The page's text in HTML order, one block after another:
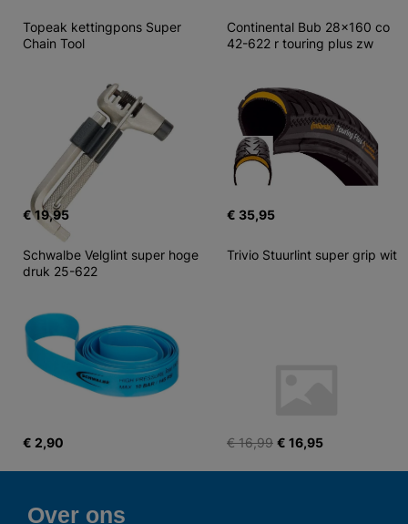
Topeak kettingpons Super
Chain Tool
€ 19,95
Continental Bub 28x160 co
42-622 r touring plus zw
€ 35,95
Schwalbe Velglint super hoge
druk 25-622
€ 2,90
Trivio Stuurlint super grip wit
€ 16,99 € 16,95
Over ons